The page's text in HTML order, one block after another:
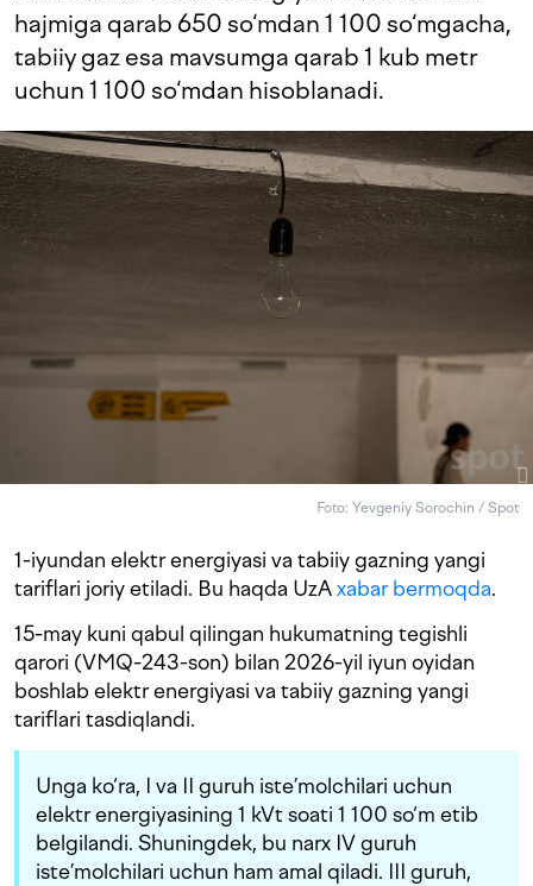
hajmiga qarab 650 so‘mdan 1 100 so‘mgacha,
tabiiy gaz esa mavsumga qarab 1 kub metr
uchun 1 100 so‘mdan hisoblanadi.
Foto: Yevgeniy Sorochin / Spot
1-iyundan elektr energiyasi va tabiiy gazning yangi
tariflari joriy etiladi. Bu haqda UzAxabar bermoqda.
15-may kuni qabul qilingan hukumatning tegishli
qarori (VMQ-243-son) bilan 2026-yil iyun oyidan
boshlab elektr energiyasi va tabiiy gazning yangi
tariflari tasdiqlandi.
Unga ko‘ra, I va II guruh iste’molchilari uchun
elektr energiyasining 1 kVt soati 1 100 so‘m etib
belgilandi. Shuningdek, bu narx IV guruh
iste’molchilari uchun ham amal qiladi. III guruh,